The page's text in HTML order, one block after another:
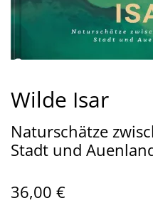
Wilde Isar
Naturschätze
Stadt und
36,00 €